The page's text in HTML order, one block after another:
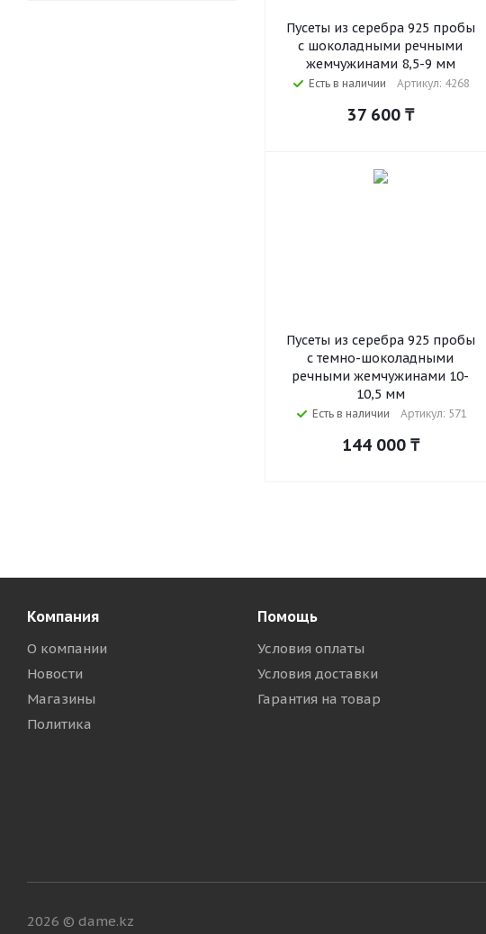
Пусеты из серебра 925 пробы
с шоколадными речными
жемчужинами 8,5-9 мм
Есть в наличии Артикул: 4268
37 600₸
Пусеты из серебра 925 пробы
с темно-шоколадными
речными жемчужинами 10-
10,5 мм
Есть в наличии Артикул: 571
144 000₸
Компания
О компании
Новости
Магазины
Политика
Помощь
Условия оплаты
Условия доставки
Гарантия на товар
2026 © dame.kz